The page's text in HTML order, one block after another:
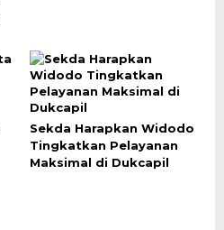
Sekda Harapkan Widodo
Tingkatkan Pelayanan
Maksimal di Dukcapil